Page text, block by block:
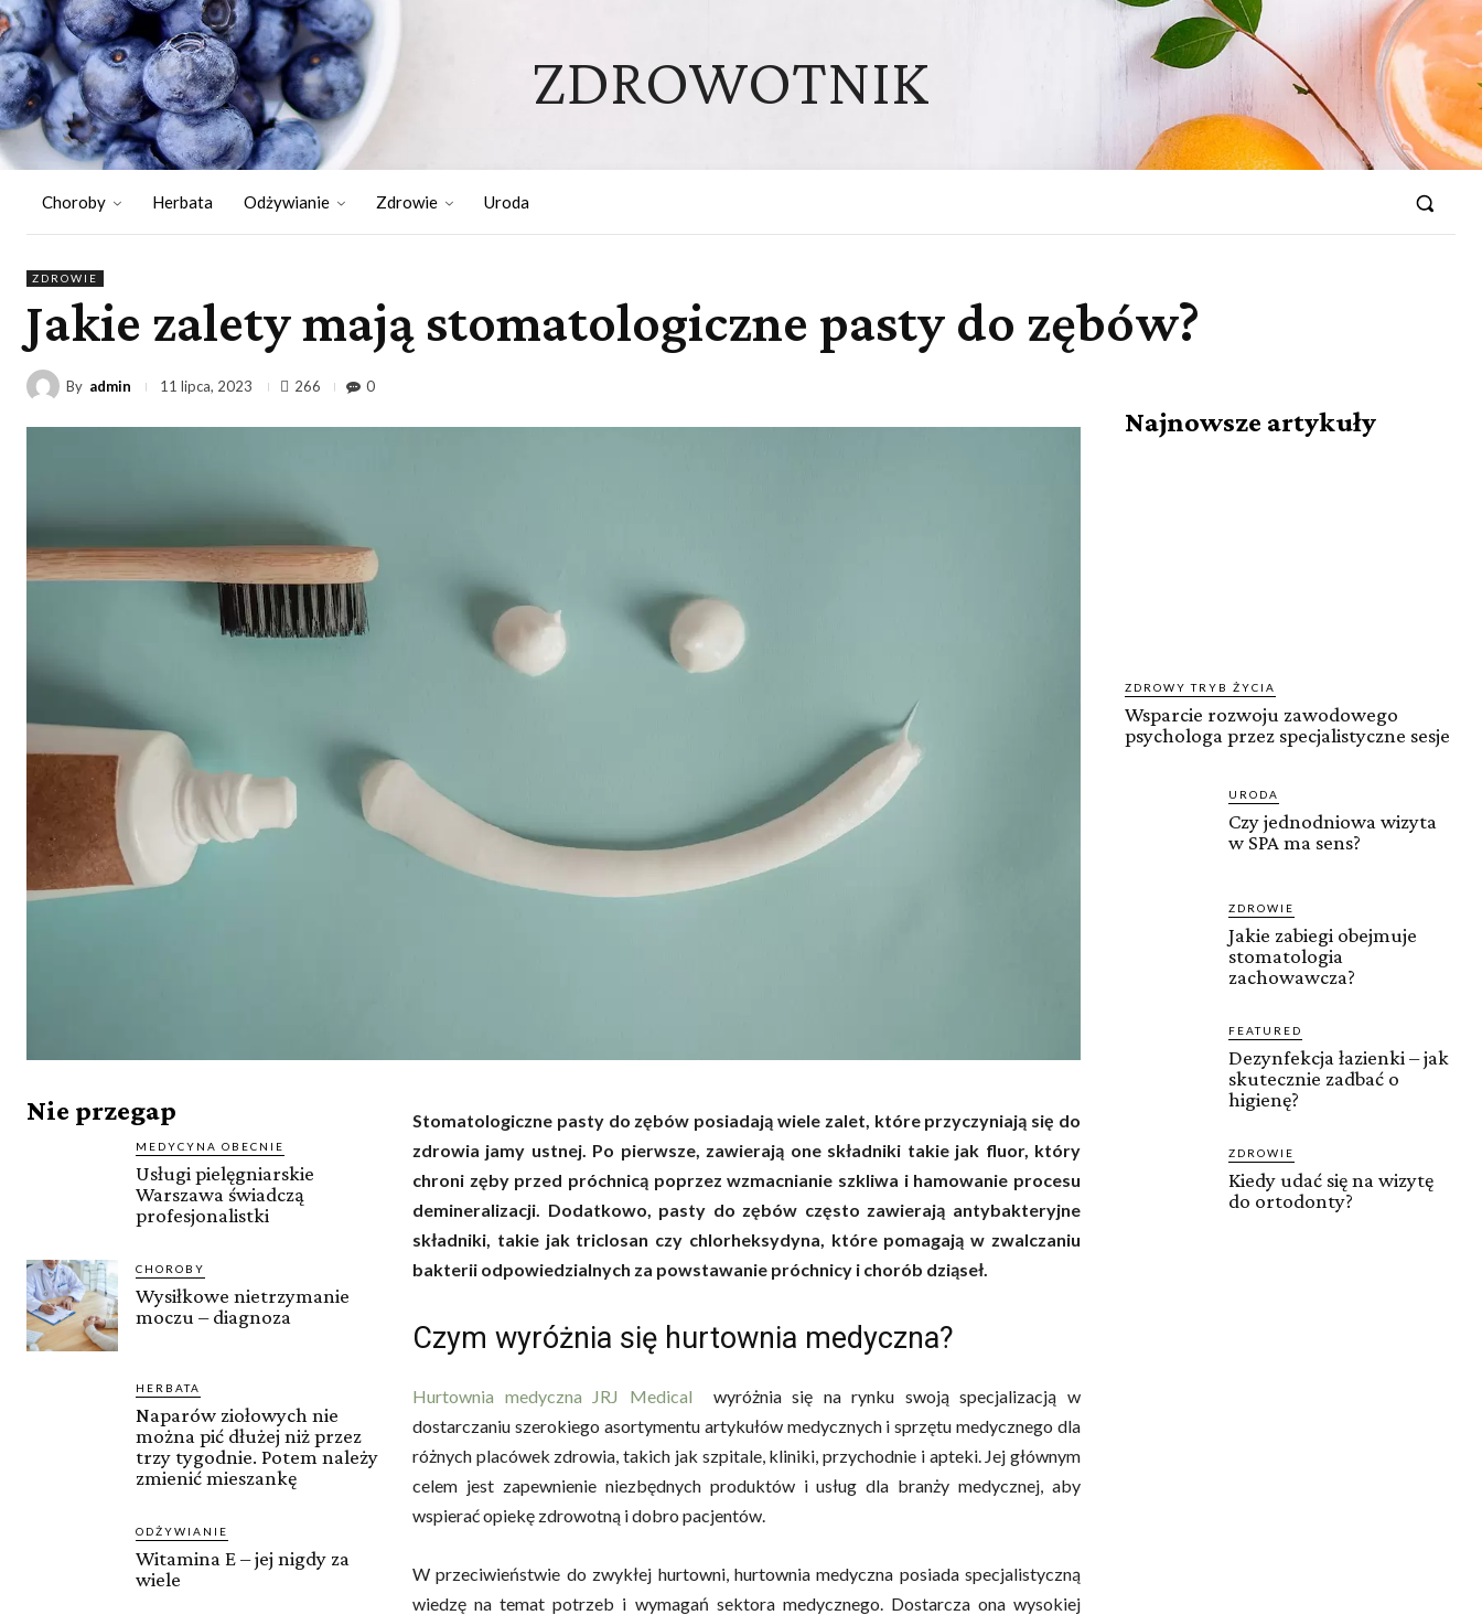
ZDROWOTNIK
Choroby Herbata Odżywianie Zdrowie Uroda
ZDROWIE
Jakie zalety mają stomatologiczne pasty do zębów?
By admin 11 lipca, 2023 266 0
Nie przegap
MEDYCYNA OBECNIE
Usługi pielęgniarskie
Warszawa świadczą
profesjonalistki
CHOROBY
Wysiłkowe nietrzymanie
moczu – diagnoza
HERBATA
Naparów ziołowych nie
można pić dłużej niż przez
trzy tygodnie. Potem należy
zmienić mieszankę
ODŻYWIANIE
Witamina E – jej nigdy za
wiele
Stomatologiczne pasty do zębów posiadają wiele zalet, które przyczyniają się do
zdrowia jamy ustnej. Po pierwsze, zawierają one składniki takie jak fluor, który
chroni zęby przed próchnicą poprzez wzmacnianie szkliwa i hamowanie procesu
demineralizacji. Dodatkowo, pasty do zębów często zawierają antybakteryjne
składniki, takie jak triclosan czy chlorheksydyna, które pomagają w zwalczaniu
bakterii odpowiedzialnych za powstawanie próchnicy i chorób dziąseł.
Czym wyróżnia się hurtownia medyczna?
Hurtownia medyczna JRJ Medical wyróżnia się na rynku swoją specjalizacją w
dostarczaniu szerokiego asortymentu artykułów medycznych i sprzętu medycznego dla
różnych placówek zdrowia, takich jak szpitale, kliniki, przychodnie i apteki. Jej głównym
celem jest zapewnienie niezbędnych produktów i usług dla branży medycznej, aby
wspierać opiekę zdrowotną i dobro pacjentów.
W przeciwieństwie do zwykłej hurtowni, hurtownia medyczna posiada specjalistyczną
wiedzę na temat potrzeb i wymagań sektora medycznego. Dostarcza ona wysokiej
Najnowsze artykuły
ZDROWY TRYB ŻYCIA
Wsparcie rozwoju zawodowego
psychologa przez specjalistyczne sesje
URODA
Czy jednodniowa wizyta
w SPA ma sens?
ZDROWIE
Jakie zabiegi obejmuje
stomatologia
zachowawcza?
FEATURED
Dezynfekcja łazienki – jak
skutecznie zadbać o
higienę?
ZDROWIE
Kiedy udać się na wizytę
do ortodonty?